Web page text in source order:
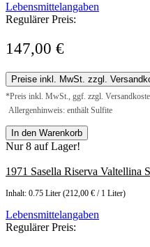
Lebensmittelangaben
Regulärer Preis:
147,00 €
Preise inkl. MwSt. zzgl.
*Preis inkl. MwSt., ggf. zzgl.
Allergenhinweis: enthält Sulfite
In den Warenkorb
Nur 8 auf Lager!
1971 Sasella Riserva Valtellina
Inhalt: 0.75 Liter (212,00 € / 1 Liter)
Lebensmittelangaben
Regulärer Preis: